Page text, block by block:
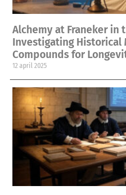
Alchemy at Franeker in
Investigating Historical
Compounds for
12 april 2025